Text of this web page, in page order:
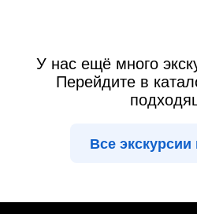
У нас ещё много
Перейдите в
Все